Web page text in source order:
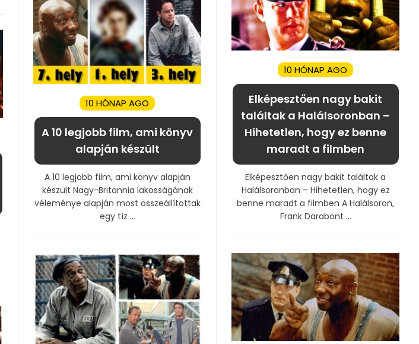
10 HÓNAP AGO
Elképesztően nagy bakit
találtak a Halálsoronban –
Hihetetlen, hogy ez benne
maradt a filmben
Elképesztően nagy bakit találtak a
Halálsoronban – Hihetetlen, hogy ez
benne maradt a filmben A Halálsoron,
Frank Darabont ...
10 HÓNAP AGO
A 10 legjobb film, ami könyv
alapján készült
A 10 legjobb film, ami könyv alapján
készült Nagy-Britannia lakosságának
véleménye alapján most összeállítottak
egy tíz ...